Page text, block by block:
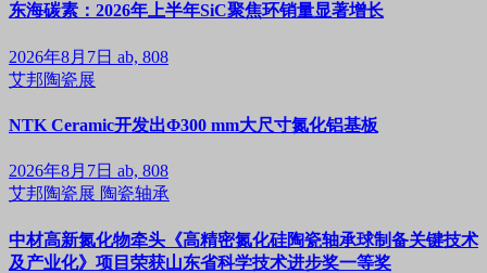
东海碳素：2026年上半年SiC聚焦环销量显著增长
2026年8月7日 ab, 808
艾邦陶瓷展
NTK Ceramic开发出Φ300 mm大尺寸氮化铝基板
2026年8月7日 ab, 808
艾邦陶瓷展 陶瓷轴承
中材高新氮化物牵头《高精密氮化硅陶瓷轴承球制备关键技术
及产业化》项目荣获山东省科学技术进步奖一等奖